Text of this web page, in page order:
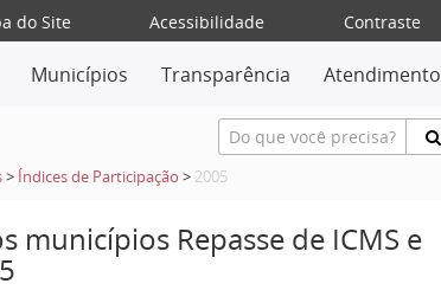
do Site Acessibilidade
Contraste
Municípios Transparência Atendimento
> Índices de Participação > 2005
municípios Repasse de ICMS e